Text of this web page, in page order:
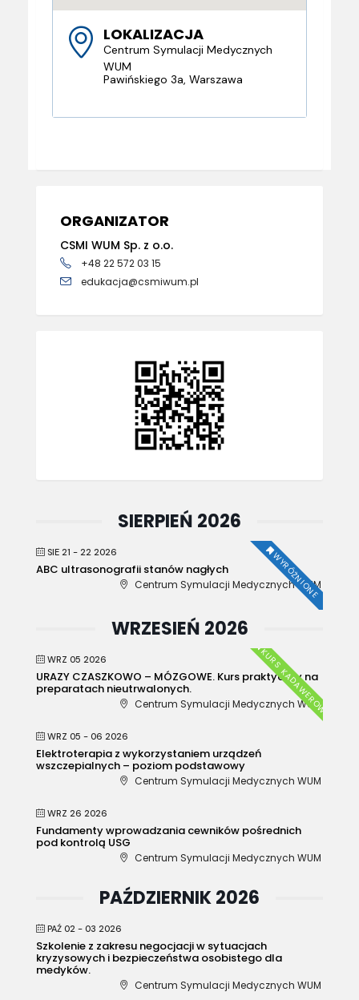
LOKALIZACJA
Centrum Symulacji Medycznych
WUM
Pawińskiego 3a, Warszawa
ORGANIZATOR
CSMI WUM Sp. z o.o.
+48 22 572 03 15
edukacja@csmiwum.pl
SIERPIEŃ 2026
SIE 21 - 22 2026 WYRÓŻNIONE
ABC ultrasonografii stanów nagłych
Centrum Symulacji Medycznych WUM
WRZESIEŃ 2026
WRZ 05 2026 KURS KADAWEROWY
URAZY CZASZKOWO – MÓZGOWE. Kurs praktyczny na
preparatach nieutrwalonych.
Centrum Symulacji Medycznych WUM
WRZ 05 - 06 2026
Elektroterapia z wykorzystaniem urządzeń
wszczepialnych – poziom podstawowy
Centrum Symulacji Medycznych WUM
WRZ 26 2026
Fundamenty wprowadzania cewników pośrednich
pod kontrolą USG
Centrum Symulacji Medycznych WUM
PAŹDZIERNIK 2026
PAŹ 02 - 03 2026
Szkolenie z zakresu negocjacji w sytuacjach
kryzysowych i bezpieczeństwa osobistego dla
medyków.
Centrum Symulacji Medycznych WUM